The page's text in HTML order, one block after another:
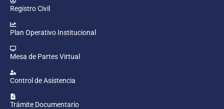
Registro Civil
Plan Operativo Institucional
Mesa de Partes Virtual
Control de Asistencia
Trámite Documentario